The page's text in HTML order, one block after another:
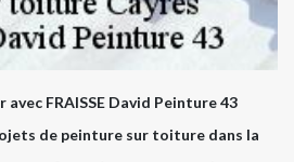
FRAISSE David Peinture 43
de peinture sur toiture dans la